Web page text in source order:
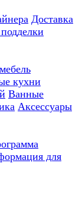
Доставка
кухни
Ванные
Аксессуары
для